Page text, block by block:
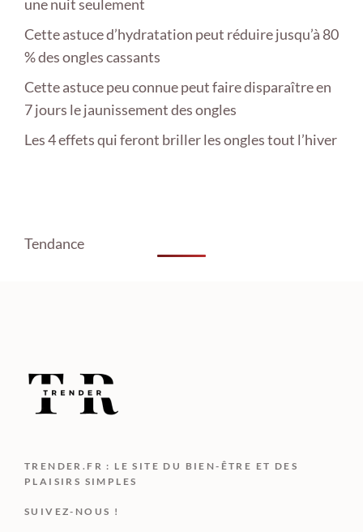
une nuit seulement
Cette astuce d’hydratation peut réduire jusqu’à 80
% des ongles cassants
Cette astuce peu connue peut faire disparaître en
7 jours le jaunissement des ongles
Les 4 effets qui feront briller les ongles tout l’hiver
Tendance
TRENDER.FR : LE SITE DU BIEN-ÊTRE ET DES
PLAISIRS SIMPLES
SUIVEZ-NOUS !